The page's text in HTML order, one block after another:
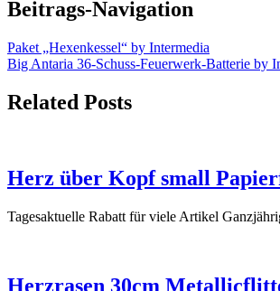
Beitrags-Navigation
Paket „Hexenkessel“ by Intermedia
Big Antaria 36-Schuss-Feuerwerk-Batterie by
Related Posts
Herz über Kopf small
Tagesaktuelle Rabatt für viele Artikel
Herzrasen 30cm